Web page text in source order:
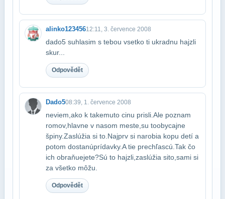
alinko12345612:11, 3. července 2008
dado5 suhlasim s tebou vsetko ti ukradnu hajzli
skur...
Odpovědět
Dado508:39, 1. července 2008
neviem,ako k takemuto cinu prisli.Ale poznam
romov,hlavne v nasom meste,su to​obycajne
špiny.Zaslúžia si to.Najprv si narobia kopu detí a
potom dostanú​prídavky.A tie prechľascú.Tak čo
ich obraňuejete?Sú to hajzli,zaslúžia si​to,sami si
za všetko môžu.
Odpovědět